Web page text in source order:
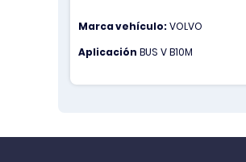
Marca vehículo:VOLVO
Aplicación BUS V B10M